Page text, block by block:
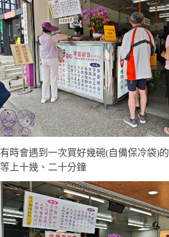
有時會遇到一次買好幾碗(自備保冷袋)
等上十幾、二十分鐘